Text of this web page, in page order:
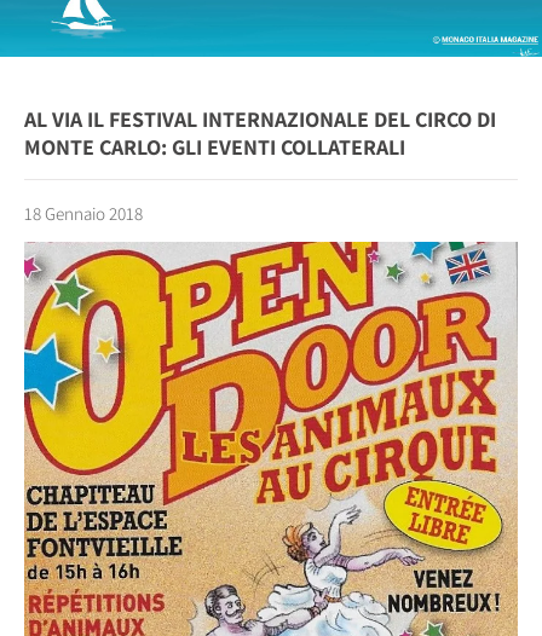
AL VIA IL FESTIVAL INTERNAZIONALE DEL CIRCO DI
MONTE CARLO: GLI EVENTI COLLATERALI
18 Gennaio 2018